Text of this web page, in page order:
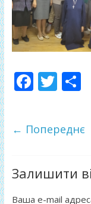
F
b
o
k
T
er
П
л
т
← Попереднє
Залишити
Ваша e-mail